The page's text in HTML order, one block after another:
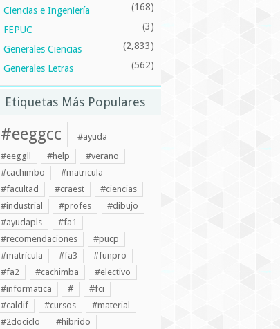
Ciencias e Ingeniería (168)
FEPUC (3)
Generales Ciencias (2,833)
Generales Letras (562)
Etiquetas Más Populares
#eeggcc
#ayuda
#eeggll
#help
#verano
#cachimbo
#matricula
#facultad
#craest
#ciencias
#industrial
#profes
#dibujo
#ayudapls
#fa1
#recomendaciones
#pucp
#matrícula
#fa3
#funpro
#fa2
#cachimba
#electivo
#informatica
#
#fci
#caldif
#cursos
#material
#2dociclo
#hibrido